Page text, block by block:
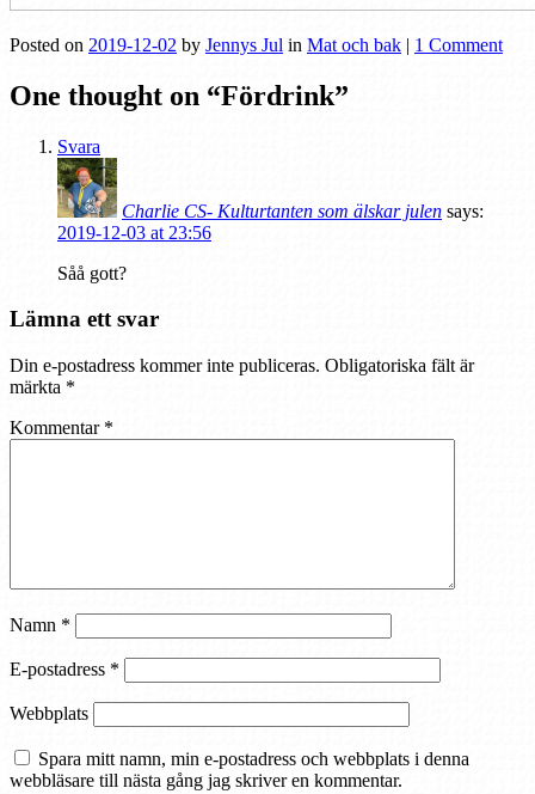
Posted on 2019-12-02 by Jennys Jul in Mat och bak | 1 Comment
One thought on “Fördrink”
Svara
Charlie CS- Kulturtanten som älskar julen says:
2019-12-03 at 23:56
Såå gott?
Lämna ett svar
Din e-postadress kommer inte publiceras. Obligatoriska fält är
märkta *
Kommentar *
Namn *
E-postadress *
Webbplats
Spara mitt namn, min e-postadress och webbplats i denna
webbläsare till nästa gång jag skriver en kommentar.